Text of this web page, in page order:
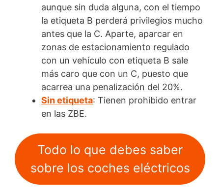
aunque sin duda alguna, con el tiempo
la etiqueta B perderá privilegios mucho
antes que la C. Aparte, aparcar en
zonas de estacionamiento regulado
con un vehículo con etiqueta B sale
más caro que con un C, puesto que
acarrea una penalización del 20%.
Sin etiqueta: Tienen prohibido entrar
en las ZBE.
Todo lo que debes saber
sobre los coches eléctricos